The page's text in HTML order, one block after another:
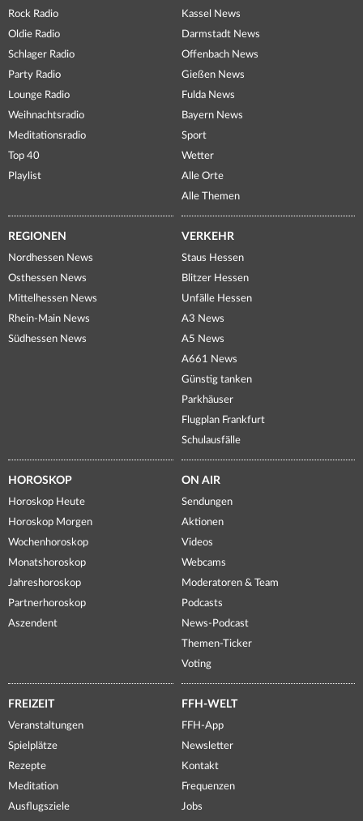
Rock Radio
Oldie Radio
Schlager Radio
Party Radio
Lounge Radio
Weihnachtsradio
Meditationsradio
Top 40
Playlist
Kassel News
Darmstadt News
Offenbach News
Gießen News
Fulda News
Bayern News
Sport
Wetter
Alle Orte
Alle Themen
REGIONEN
Nordhessen News
Osthessen News
Mittelhessen News
Rhein-Main News
Südhessen News
VERKEHR
Staus Hessen
Blitzer Hessen
Unfälle Hessen
A3 News
A5 News
A661 News
Günstig tanken
Parkhäuser
Flugplan Frankfurt
Schulausfälle
HOROSKOP
Horoskop Heute
Horoskop Morgen
Wochenhoroskop
Monatshoroskop
Jahreshoroskop
Partnerhoroskop
Aszendent
ON AIR
Sendungen
Aktionen
Videos
Webcams
Moderatoren & Team
Podcasts
News-Podcast
Themen-Ticker
Voting
FREIZEIT
Veranstaltungen
Spielplätze
Rezepte
Meditation
Ausflugsziele
FFH-WELT
FFH-App
Newsletter
Kontakt
Frequenzen
Jobs